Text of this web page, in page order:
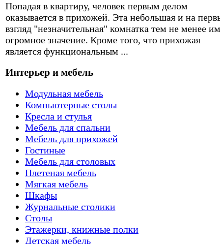
Попадая в квартиру, человек первым делом
оказывается в прихожей. Эта небольшая и на
взгляд "незначительная" комнатка тем не менее
огромное значение. Кроме того, что прихожая
является функциональным ...
Интерьер и мебель
Модульная мебель
Компьютерные столы
Кресла и стулья
Мебель для спальни
Мебель для прихожей
Гостиные
Мебель для столовых
Плетеная мебель
Мягкая мебель
Шкафы
Журнальные столики
Столы
Этажерки, книжные полки
Детская мебель